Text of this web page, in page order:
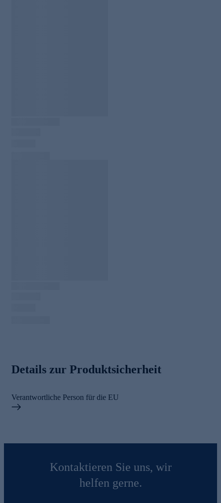
Details zur Produktsicherheit
Verantwortliche Person für die EU
Kontaktieren Sie uns, wir
helfen gerne.